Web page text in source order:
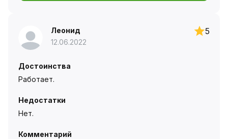
Леонид
12.06.2022
5
Достоинства
Работает.
Недостатки
Нет.
Комментарий